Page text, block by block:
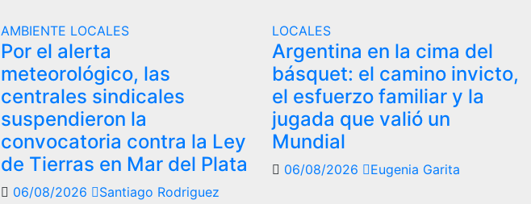
AMBIENTE LOCALES
Por el alerta
meteorológico, las
centrales sindicales
suspendieron la
convocatoria contra la Ley
de Tierras en Mar del Plata
06/08/2026
Santiago Rodriguez
LOCALES
Argentina en la cima del
básquet: el camino invicto,
el esfuerzo familiar y la
jugada que valió un
Mundial
06/08/2026 Eugenia Garita